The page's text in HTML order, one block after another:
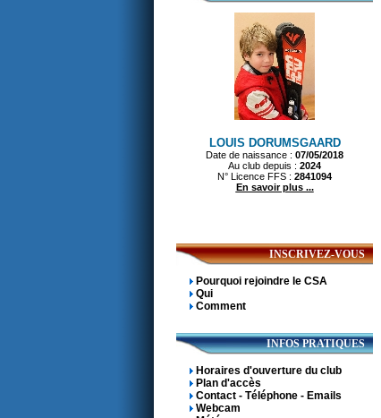
INSCRIVEZ-VOUS
Pourquoi rejoindre le CSA
Qui
Comment
INFOS PRATIQUES
Horaires d'ouverture du club
Plan d'accès
Contact - Téléphone - Emails
Webcam